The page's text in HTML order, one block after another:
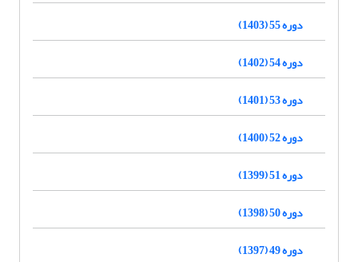
دوره 55 (1403)
دوره 54 (1402)
دوره 53 (1401)
دوره 52 (1400)
دوره 51 (1399)
دوره 50 (1398)
دوره 49 (1397)